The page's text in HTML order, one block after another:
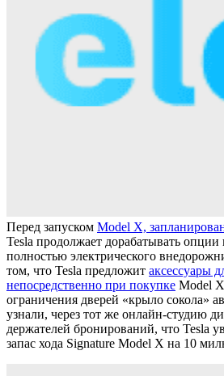
Перед запуском Model X,
Tesla продолжает дорабатывать
полностью электрического
том, что Tesla предложит аксессуары
непосредственно при покупке Model
ограничения дверей «крыло сокола»
узнали, через тот же онлайн-студию
держателей бронирований, что Tesla
запас хода Signature Model X на 10